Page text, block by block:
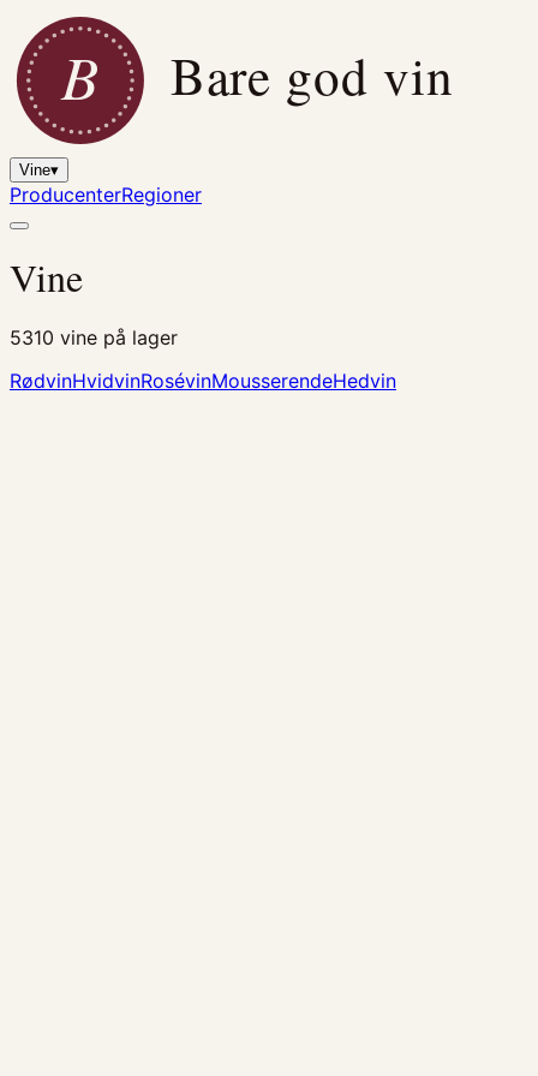
B Bare god vin
Vine▾
ProducenterRegioner
Vine
5310 vine på lager
RødvinHvidvinRosévinMousserendeHedvin